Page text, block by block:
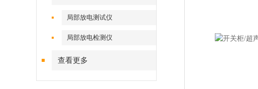
局部放电测试仪
局部放电检测仪
查看更多